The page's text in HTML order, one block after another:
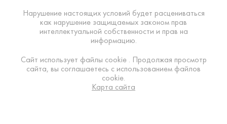
Нарушение настоящих условий будет расцениваться
как нарушение защищаемых законом прав
интеллектуальной собственности и прав на
информацию.
Сайт использует файлы cookie . Продолжая просмотр
сайта, вы соглашаетесь с использованием файлов
cookie.
Карта сайта